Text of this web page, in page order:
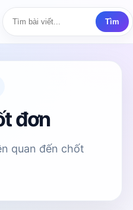
Tìm
đơn
quan đến chốt